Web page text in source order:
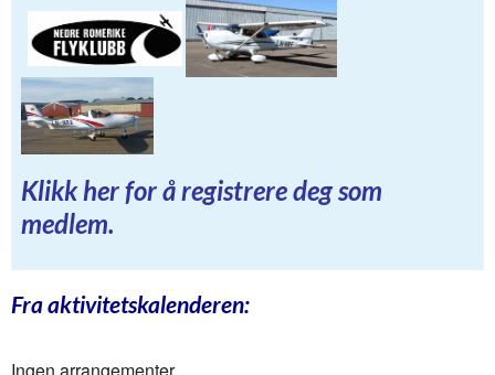
Klikk her for å registrere deg som
medlem.
Fra aktivitetskalenderen: